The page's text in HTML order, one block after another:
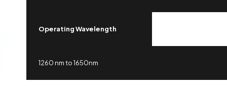
Operating Wavelength
1260 nm to 1650nm